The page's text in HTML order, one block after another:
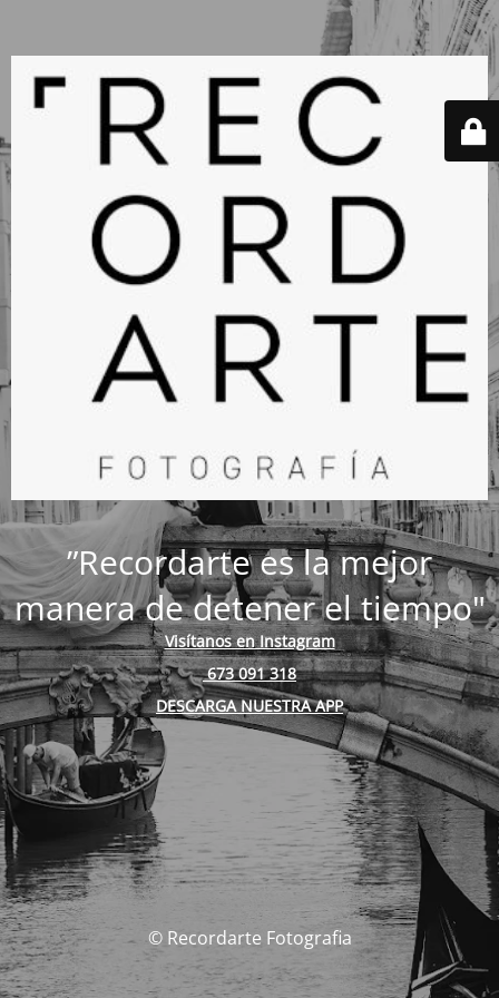
”Recordarte es la mejor
manera de detener el tiempo"
Visítanos en Instagram
673 091 318
DESCARGA NUESTRA APP
© Recordarte Fotografia